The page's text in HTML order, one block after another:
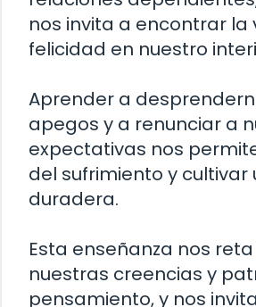
nos invita a encontrar la
felicidad en nuestro
Aprender a
apegos y a renunciar a
expectativas nos
del sufrimiento y cultivar
duradera.
Esta enseñanza nos
nuestras creencias y
pensamiento, y nos